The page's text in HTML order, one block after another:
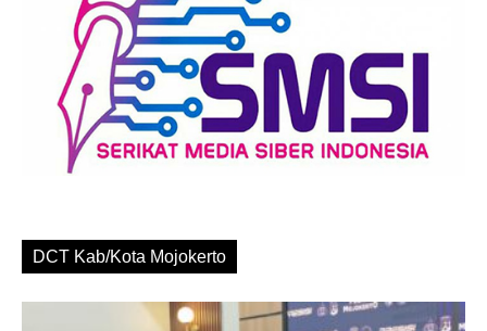
DCT Kab/Kota Mojokerto